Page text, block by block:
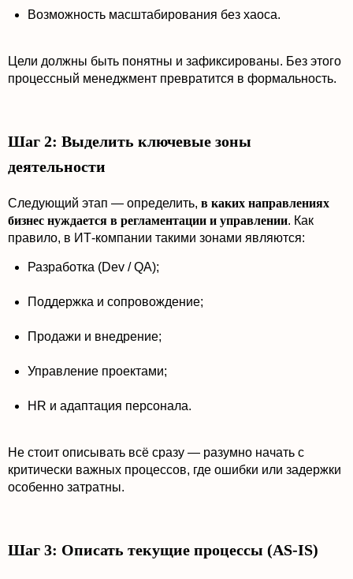
Возможность масштабирования без хаоса.
Цели должны быть понятны и зафиксированы. Без этого
процессный менеджмент превратится в формальность.
Шаг 2: Выделить ключевые зоны
деятельности
Следующий этап — определить, в каких направлениях
бизнес нуждается в регламентации и управлении. Как
правило, в ИТ-компании такими зонами являются:
Разработка (Dev / QA);
Поддержка и сопровождение;
Продажи и внедрение;
Управление проектами;
HR и адаптация персонала.
Не стоит описывать всё сразу — разумно начать с
критически важных процессов, где ошибки или задержки
особенно затратны.
Шаг 3: Описать текущие процессы (AS-IS)